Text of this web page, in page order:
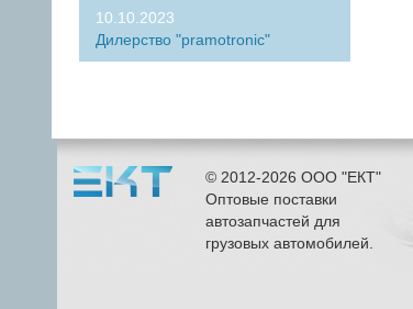
10.10.2023
Дилерство "pramotronic"
© 2012-2026 ООО "ЕКТ"
Оптовые поставки
автозапчастей для
грузовых автомобилей.